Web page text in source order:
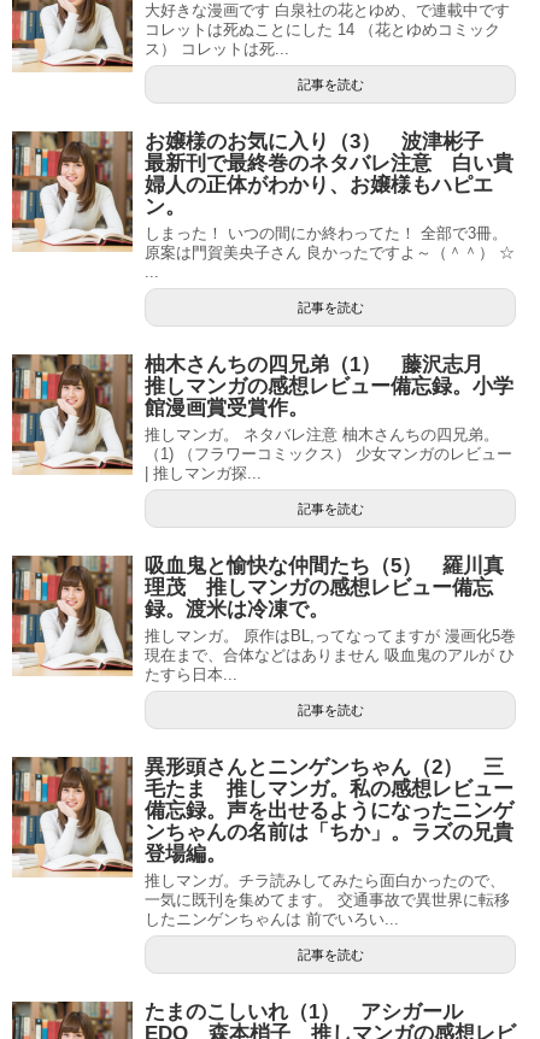
大好きな漫画です 白泉社の花とゆめ、で連載中です
コレットは死ぬことにした 14 （花とゆめコミック
ス） コレットは死...
記事を読む
お嬢様のお気に入り（3） 波津彬子
最新刊で最終巻のネタバレ注意 白い貴
婦人の正体がわかり、お嬢様もハピエ
ン。
しまった！ いつの間にか終わってた！ 全部で3冊。
原案は門賀美央子さん 良かったですよ～（＾＾） ☆
...
記事を読む
柚木さんちの四兄弟（1） 藤沢志月
推しマンガの感想レビュー備忘録。小学
館漫画賞受賞作。
推しマンガ。 ネタバレ注意 柚木さんちの四兄弟。
（1) （フラワーコミックス） 少女マンガのレビュー
| 推しマンガ探...
記事を読む
吸血鬼と愉快な仲間たち（5） 羅川真
理茂 推しマンガの感想レビュー備忘
録。渡米は冷凍で。
推しマンガ。 原作はBL,ってなってますが 漫画化5巻
現在まで、合体などはありません 吸血鬼のアルが ひ
たすら日本...
記事を読む
異形頭さんとニンゲンちゃん（2） 三
毛たま 推しマンガ。私の感想レビュー
備忘録。声を出せるようになったニンゲ
ンちゃんの名前は「ちか」。ラズの兄貴
登場編。
推しマンガ。チラ読みしてみたら面白かったので、
一気に既刊を集めてます。 交通事故で異世界に転移
したニンゲンちゃんは 前でいろい...
記事を読む
たまのこしいれ（1） アシガール
EDO 森本梢子 推しマンガの感想レビ